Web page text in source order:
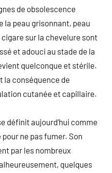
de obsolescence
la peau grisonnant, peau
sur la chevelure sont
et adouci au stade de la
quelconque et stérile.
la conséquence de
cutanée et capillaire.
définit aujourd’hui comme
ne pas fumer. Son
par les nombreux
quelques